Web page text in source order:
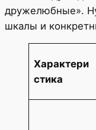
дружелюбные».
шкалы и
Характери
стика